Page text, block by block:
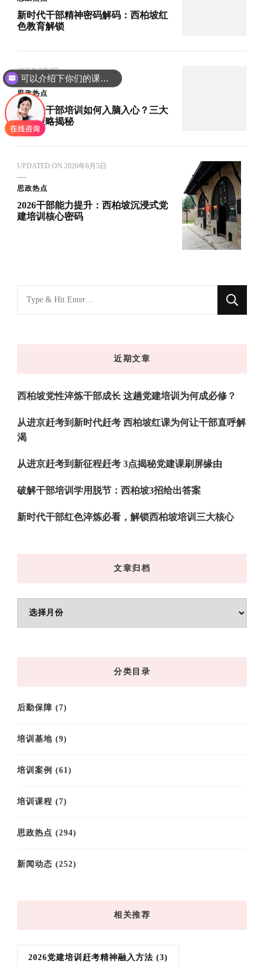
新时代干部精神密码解码：西柏坡红
色教育解锁
2026年7月2日
思政热点
西柏坡干部培训如何入脑入心？三大
走心策略揭秘
UPDATED ON 2026年6月5日
思政热点
2026干部能力提升：西柏坡沉浸式党
建培训核心密码
什
近期文章
西柏坡党性淬炼干部成长 这趟党建培训为何成必修？
从进京赶考到新时代赶考 西柏坡红课为何让干部直呼解
渴
从进京赶考到新征程赶考 3点揭秘党建课刷屏缘由
破解干部培训学用脱节：西柏坡3招给出答案
新时代干部红色淬炼必看，解锁西柏坡培训三大核心
文章归档
分类目录
后勤保障 (7)
培训基地 (9)
培训案例 (61)
培训课程 (7)
思政热点 (294)
新闻动态 (252)
相关推荐
2026党建培训赶考精神融入方法 (3)
可以介绍下你们的课程吗？